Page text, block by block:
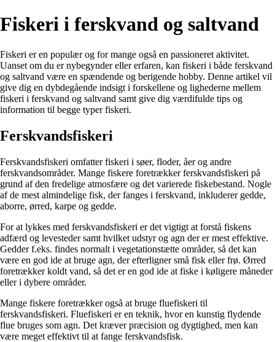
Fiskeri i ferskvand og saltvand
Fiskeri er en populær og for mange også en passioneret aktivitet.
Uanset om du er nybegynder eller erfaren, kan fiskeri i både ferskvand
og saltvand være en spændende og berigende hobby. Denne artikel vil
give dig en dybdegående indsigt i forskellene og lighederne mellem
fiskeri i ferskvand og saltvand samt give dig værdifulde tips og
information til begge typer fiskeri.
Ferskvandsfiskeri
Ferskvandsfiskeri omfatter fiskeri i søer, floder, åer og andre
ferskvandsområder. Mange fiskere foretrækker ferskvandsfiskeri på
grund af den fredelige atmosfære og det varierede fiskebestand. Nogle
af de mest almindelige fisk, der fanges i ferskvand, inkluderer gedde,
aborre, ørred, karpe og gedde.
For at lykkes med ferskvandsfiskeri er det vigtigt at forstå fiskens
adfærd og levesteder samt hvilket udstyr og agn der er mest effektive.
Gedder f.eks. findes normalt i vegetationstætte områder, så det kan
være en god ide at bruge agn, der efterligner små fisk eller frø. Ørred
foretrækker koldt vand, så det er en god ide at fiske i køligere måneder
eller i dybere områder.
Mange fiskere foretrækker også at bruge fluefiskeri til
ferskvandsfiskeri. Fluefiskeri er en teknik, hvor en kunstig flydende
flue bruges som agn. Det kræver præcision og dygtighed, men kan
være meget effektivt til at fange ferskvandsfisk.